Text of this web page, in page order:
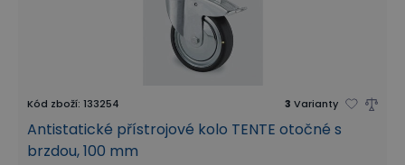
Kód zboží: 133254 3 Varianty
Antistatické přístrojové kolo TENTE otočné s
brzdou, 100 mm